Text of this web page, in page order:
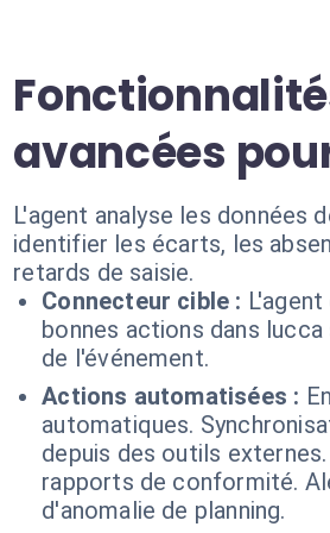
avancées
L'agent analyse les données
identifier les écarts, les
retards de saisie.
Connecteur cible :
bonnes actions dans
de l'événement.
Actions automatisées :
automatiques.
depuis des outils
rapports de conformité.
d'anomalie de planning.